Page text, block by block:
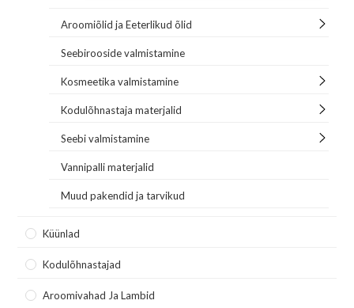
Aroomiõlid ja Eeterlikud õlid
Seebirooside valmistamine
Kosmeetika valmistamine
Kodulõhnastaja materjalid
Seebi valmistamine
Vannipalli materjalid
Muud pakendid ja tarvikud
Küünlad
Kodulõhnastajad
Aroomivahad Ja Lambid